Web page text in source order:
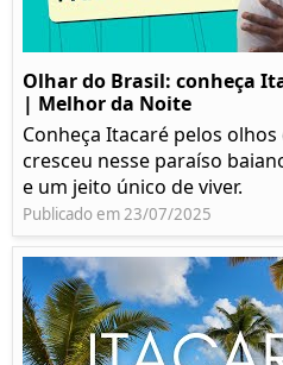
Olhar do Brasil: conheça
| Melhor da Noite
Conheça Itacaré pelos
cresceu nesse paraíso
e um jeito único de viver.
Publicado em 23/07/2025